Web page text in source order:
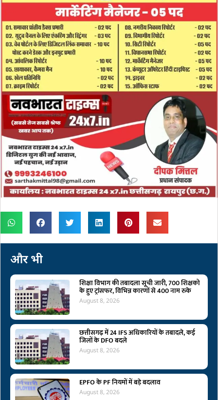
और भी
शिक्षा विभाग की तबादला सूची जारी, 700 शिक्षको
के हुए ट्रांसफर, विभिन्न कारणों से 400 नाम रुके
August 8, 2026
छत्तीसगढ़ में 24 IFS अधिकारियों के तबादले, कई
जिलों के DFO बदले
August 8, 2026
EPFO के PF नियमों में बड़े बदलाव
August 8, 2026